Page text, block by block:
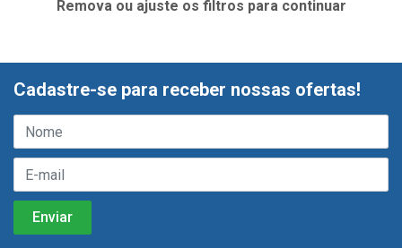
Remova ou ajuste os filtros para continuar
Cadastre-se para receber nossas ofertas!